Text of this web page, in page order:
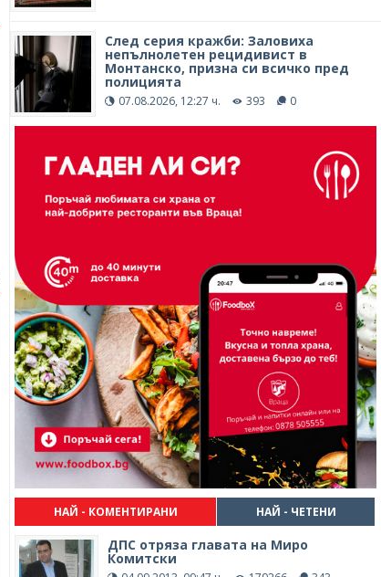
След серия кражби: Заловиха
непълнолетен рецидивист в
Монтанско, призна си всичко пред
полицията
07.08.2026, 12:27 ч. 393 0
НАЙ - КОМЕНТИРАНИ НАЙ - ЧЕТЕНИ
ДПС отряза главата на Миро
Комитски